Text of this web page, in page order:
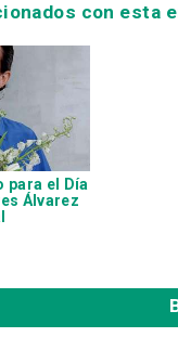
con esta
para el Día
Álvarez